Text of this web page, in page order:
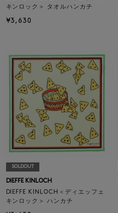
キンロック＞ タオルハンカチ
¥3,630
SOLDOUT
DIEFFE KINLOCH
DIEFFE KINLOCH＜ディエッフェ
キンロック＞ ハンカチ